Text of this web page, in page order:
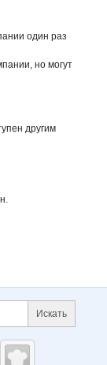
один раз
но могут
другим
сайту и
Искать